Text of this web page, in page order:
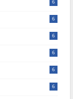
6
6
6
6
6
6